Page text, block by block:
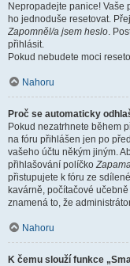
Nepropadejte panice! Vaše
ho jednoduše resetovat.
Zapomněl/a jsem heslo.
přihlásit.
Pokud nebudete moci
Nahoru
Proč se automaticky
Pokud nezatrhnete během
na fóru přihlášen jen po
vašeho účtu někým jiným.
přihlašování políčko
přistupujete k fóru ze
kavárně, počítačové
znamená to, že
Nahoru
K čemu slouží funkce